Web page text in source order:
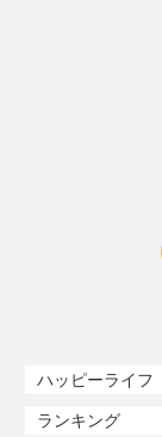
ハッピーライフ
ランキング